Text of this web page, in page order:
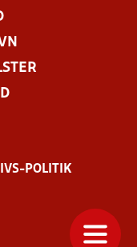
POLITIK